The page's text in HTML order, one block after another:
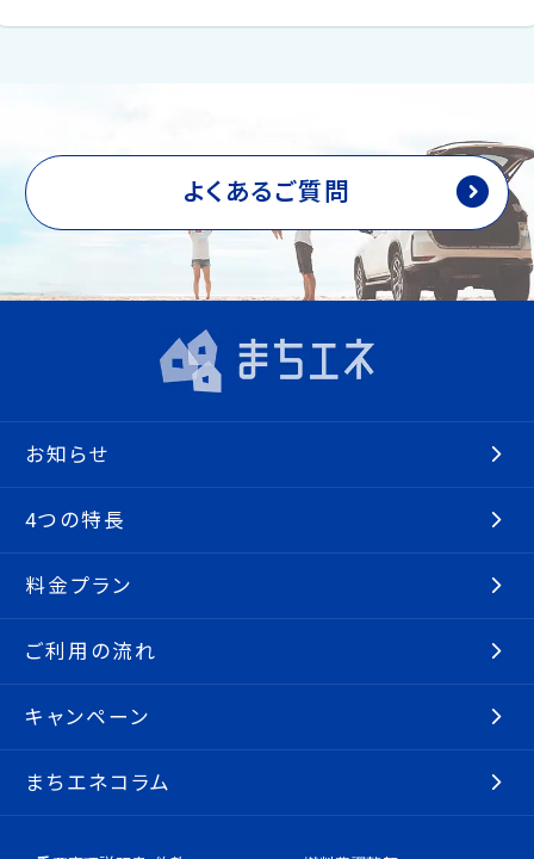
よくあるご質問
お知らせ
4つの特長
料金プラン
ご利用の流れ
キャンペーン
まちエネコラム